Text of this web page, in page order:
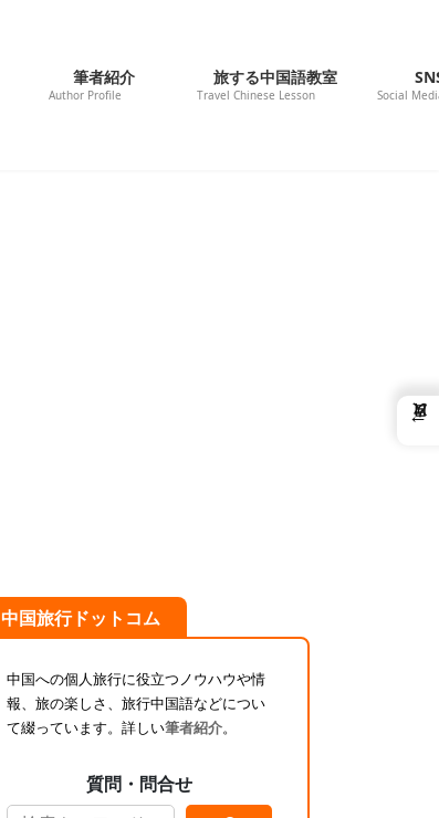
筆者紹介
Author Profile
旅する中国語教室
Travel Chinese Lesson Social
中国旅行ドットコム
中国への個人旅行に役立つノウハウや情
報、旅の楽しさ、旅行中国語などについ
て綴っています。詳しい筆者紹介。
質問・問合せ
←